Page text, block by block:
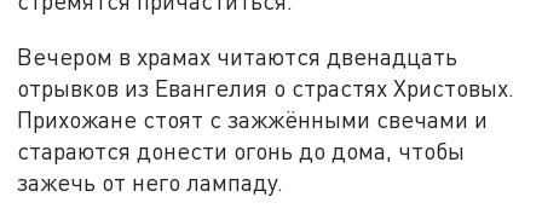
Вечером в храмах читаются двенадцать
отрывков из Евангелия о страстях Христовых.
Прихожане стоят с зажжёнными свечами и
стараются донести огонь до дома, чтобы
зажечь от него лампаду.